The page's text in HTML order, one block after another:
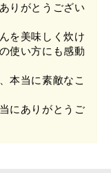
りがとうござい
を美味しく炊け
使い方にも感動
本当に素敵なこ
にありがとうご